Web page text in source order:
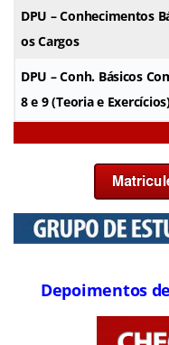
DPU – Conhecimentos
os Cargos
DPU – Conh. Básicos
8 e 9 (Teoria e
Depoimentos